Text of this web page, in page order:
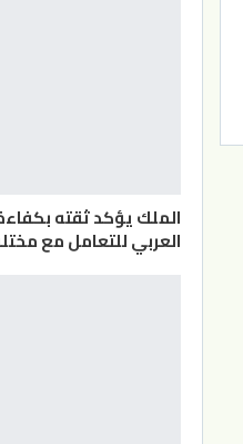
الملك يؤكد ثقته
العربي للتعامل مع